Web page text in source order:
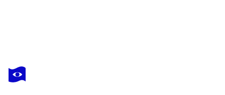
SUSAN WOOLER
XL Feel As Free As The Wildflowers